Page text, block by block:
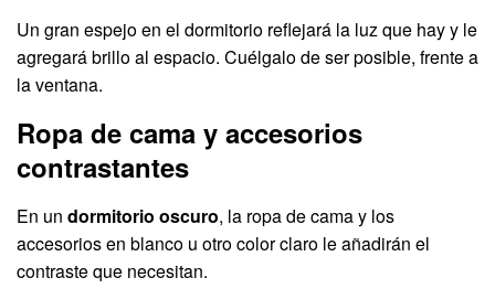
Un gran espejo en el dormitorio reflejará la luz que hay y le
agregará brillo al espacio. Cuélgalo de ser posible, frente a
la ventana.
Ropa de cama y accesorios
contrastantes
En un dormitorio oscuro, la ropa de cama y los
accesorios en blanco u otro color claro le añadirán el
contraste que necesitan.